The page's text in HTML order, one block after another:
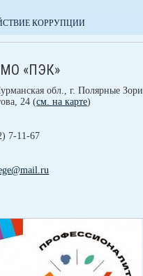
КОРРУПЦИИ
«ПЭК»
обл., г. Полярные Зори,
24 (см. на карте)
7-11-67